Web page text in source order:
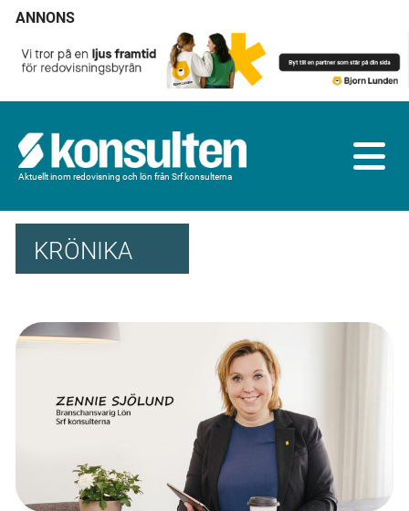
ANNONS
Aktuellt inom redovisning och lön från Srf konsulterna
KRÖNIKA